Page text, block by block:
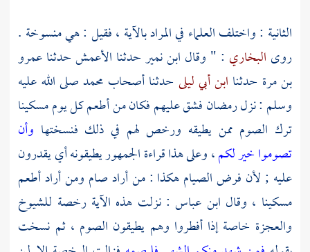
الثانية : واختلف العلماء في المراد بالآية ، فقيل : هي منسوخة .
روى البخاري : " وقال ابن نميرحدثنا الأعمشحدثناعمرو
بن مرة حدثنا ابن أبي ليلى حدثنا أصحاب محمدصلى الله عليه
وسلم : نزل رمضان فشق عليهم فكان من أطعم كل يوم مسكينا
ترك الصوم ممن يطيقه ورخص لهم في ذلك فنسختها وأن
تصوموا خير لكم، وعلى هذا قراءة الجمهور يطيقونه أي يقدرون
عليه ; لأن فرض الصيام هكذا : من أراد صام ومن أراد أطعم
مسكينا ، وقال ابن عباس : نزلت هذه الآية رخصة للشيوخ
والعجزة خاصة إذا أفطروا وهم يطيقون الصوم ، ثم نسخت